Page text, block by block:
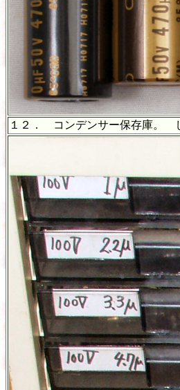
１２． コンデンサー保存庫。